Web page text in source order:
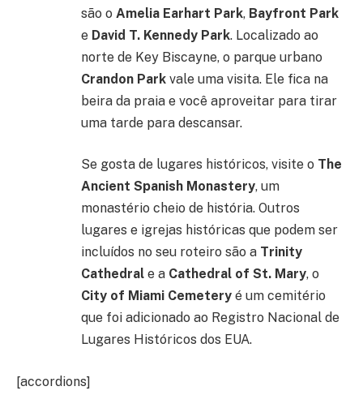
são o Amelia Earhart Park, Bayfront Park
e David T. Kennedy Park. Localizado ao
norte de Key Biscayne, o parque urbano
Crandon Park vale uma visita. Ele fica na
beira da praia e você aproveitar para tirar
uma tarde para descansar.
Se gosta de lugares históricos, visite o The
Ancient Spanish Monastery, um
monastério cheio de história. Outros
lugares e igrejas históricas que podem ser
incluídos no seu roteiro são a Trinity
Cathedral e a Cathedral of St. Mary, o
City of Miami Cemetery é um cemitério
que foi adicionado ao Registro Nacional de
Lugares Históricos dos EUA.
[accordions]